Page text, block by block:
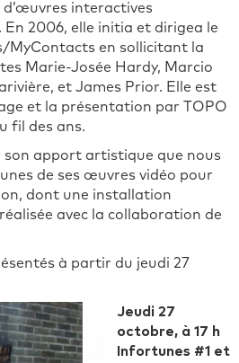
interactives
2006, elle initia et dirigea le
MyContacts en sollicitant la
Marie-Josée Hardy, Marcio
et James Prior. Elle est
et la présentation par TOPO
fil des ans.
son apport artistique que nous
de ses œuvres vidéo pour
dont une installation
avec la collaboration de
à partir du jeudi 27
Jeudi 27
octobre, à 17 h
Infortunes #1 et